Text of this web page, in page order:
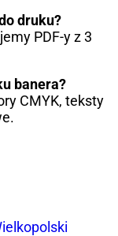
druku?
PDF-y z 3
banera?
CMYK, teksty